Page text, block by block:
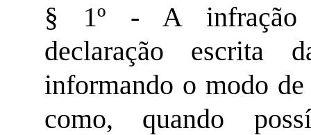
§ 1º - A infração
declaração escrita
informando o modo
como, quando